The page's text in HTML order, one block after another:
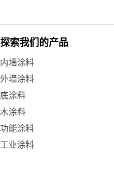
探索我们的产品
内墙涂料
外墙涂料
底涂料
木涂料
功能涂料
工业涂料